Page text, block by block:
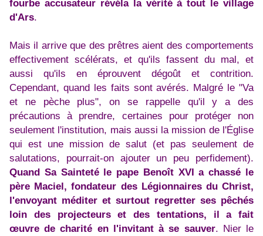
fourbe accusateur révéla la vérité à tout le village
d'Ars.
Mais il arrive que des prêtres aient des comportements
effectivement scélérats, et qu'ils fassent du mal, et
aussi qu'ils en éprouvent dégoût et contrition.
Cependant, quand les faits sont avérés. Malgré le "Va
et ne pèche plus", on se rappelle qu'il y a des
précautions à prendre, certaines pour protéger non
seulement l'institution, mais aussi la mission de l'Église
qui est une mission de salut (et pas seulement de
salutations, pourrait-on ajouter un peu perfidement).
Quand Sa Sainteté le pape Benoît XVI a chassé le
père Maciel, fondateur des Légionnaires du Christ,
l'envoyant méditer et surtout regretter ses pêchés
loin des projecteurs et des tentations, il a fait
œuvre de charité en l'invitant à se sauver. Nier le